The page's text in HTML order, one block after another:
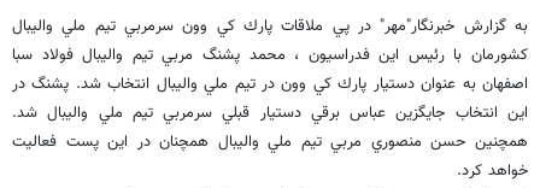
به گزارش خبرنگار"مهر" در پي ملاقات پارك كي وون سرمربي تيم ملي واليبال
كشورمان با رئيس اين فدراسيون ، محمد پشنگ مربي تيم واليبال فولاد سبا
اصفهان به عنوان دستيار پارك كي وون در تيم ملي واليبال انتخاب شد. پشنگ در
اين انتخاب جايگزين عباس برقي دستيار قبلي سرمربي تيم ملي واليبال شد.
همچنين حسن منصوري مربي تيم ملي واليبال همچنان در اين پست فعاليت
خواهد كرد.